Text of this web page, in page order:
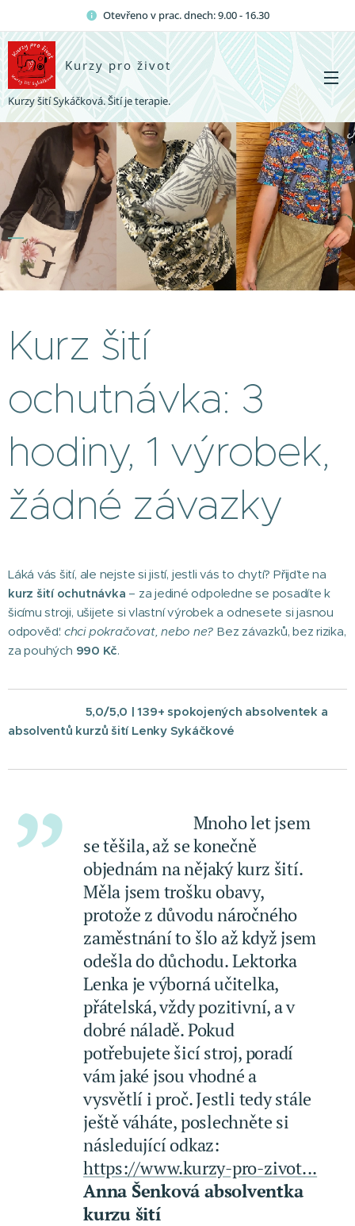
Otevřeno v prac. dnech: 9.00 - 16.30
Kurzy pro život
Kurzy šití Sykáčková. Šití je terapie.
Kurz šití
ochutnávka: 3
hodiny, 1 výrobek,
žádné závazky
Láká vás šití, ale nejste si jistí, jestli vás to chytí? Přijďte na
kurz šití ochutnávka – za jediné odpoledne se posadíte k
šicímu stroji, ušijete si vlastní výrobek a odnesete si jasnou
odpověď: chci pokračovat, nebo ne? Bez závazků, bez rizika,
za pouhých 990 Kč.
5,0/5,0 | 139+ spokojených absolventek a
absolventů kurzů šití Lenky Sykáčkové
⭐⭐⭐⭐⭐ Mnoho let jsem
se těšila, až se konečně
objednám na nějaký kurz šití.
Měla jsem trošku obavy,
protože z důvodu náročného
zaměstnání to šlo až když jsem
odešla do důchodu. Lektorka
Lenka je výborná učitelka,
přátelská, vždy pozitivní, a v
dobré náladě. Pokud
potřebujete šicí stroj, poradí
vám jaké jsou vhodné a
vysvětlí i proč. Jestli tedy stále
ještě váháte, poslechněte si
následující odkaz:
https://www.kurzy-pro-zivot...
Anna Šenková absolventka
kurzu šití